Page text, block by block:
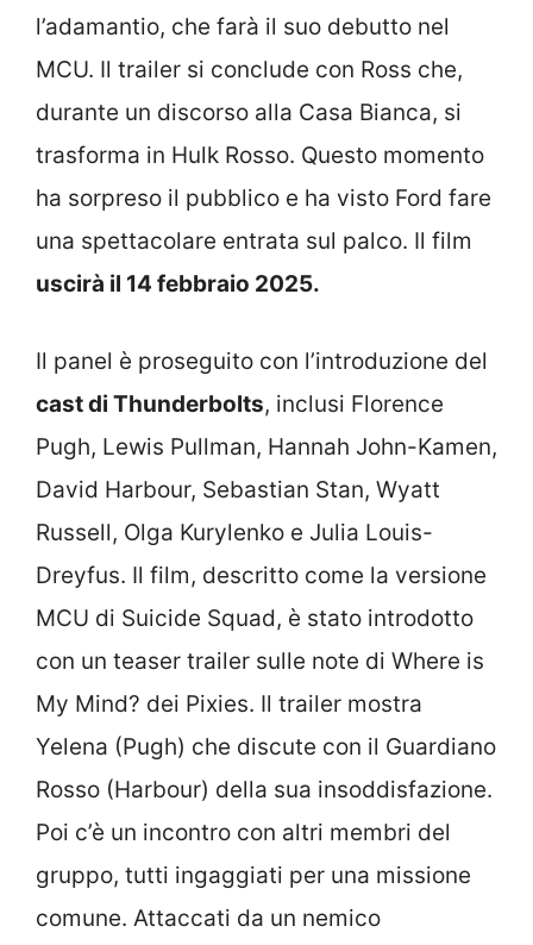
l’adamantio, che farà il suo debutto nel
MCU. Il trailer si conclude con Ross che,
durante un discorso alla Casa Bianca, si
trasforma in Hulk Rosso. Questo momento
ha sorpreso il pubblico e ha visto Ford fare
una spettacolare entrata sul palco. Il film
uscirà il 14 febbraio 2025.
Il panel è proseguito con l’introduzione del
cast di Thunderbolts, inclusi Florence
Pugh, Lewis Pullman, Hannah John-Kamen,
David Harbour, Sebastian Stan, Wyatt
Russell, Olga Kurylenko e Julia Louis-
Dreyfus. Il film, descritto come la versione
MCU di Suicide Squad, è stato introdotto
con un teaser trailer sulle note di Where is
My Mind? dei Pixies. Il trailer mostra
Yelena (Pugh) che discute con il Guardiano
Rosso (Harbour) della sua insoddisfazione.
Poi c’è un incontro con altri membri del
gruppo, tutti ingaggiati per una missione
comune. Attaccati da un nemico